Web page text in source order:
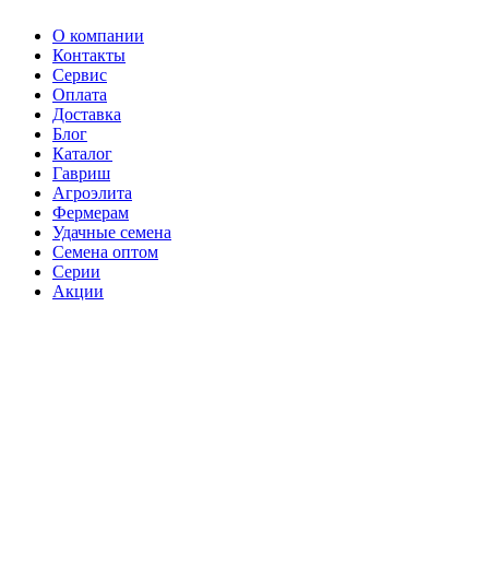
О компании
Контакты
Сервис
Оплата
Доставка
Блог
Каталог
Гавриш
Агроэлита
Фермерам
Удачные семена
Семена оптом
Серии
Акции